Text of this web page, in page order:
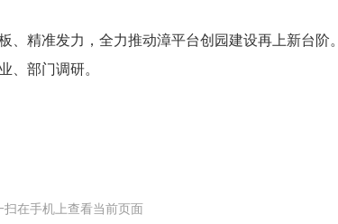
精准发力，全力推动漳平台创园建设再上新台阶。
部门调研。
扫在手机上查看当前页面